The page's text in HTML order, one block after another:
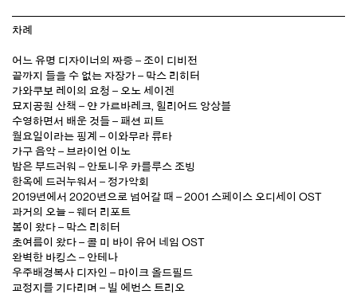
차례
어느 유명 디자이너의 짜증 – 조이 디비전
끝까지 들을 수 없는 자장가 – 막스 리히터
가와쿠보 레이의 요청 – 오노 세이겐
묘지공원 산책 – 얀 가르바레크, 힐리어드 앙상블
수영하면서 배운 것들 – 패션 피트
월요일이라는 핑계 – 이와무라 류타
가구 음악 – 브라이언 이노
밤은 부드러워 – 안토니우 카를루스 조빙
한옥에 드러누워서 – 정가악회
2019년에서 2020년으로 넘어갈 때 – 2001 스페이스 오디세이 OST
과거의 오늘 – 웨더 리포트
봄이 왔다 – 막스 리히터
초여름이 왔다 – 콜 미 바이 유어 네임 OST
완벽한 바캉스 – 안테나
우주배경복사 디자인 – 마이크 올드필드
교정지를 기다리며 – 빌 에번스 트리오